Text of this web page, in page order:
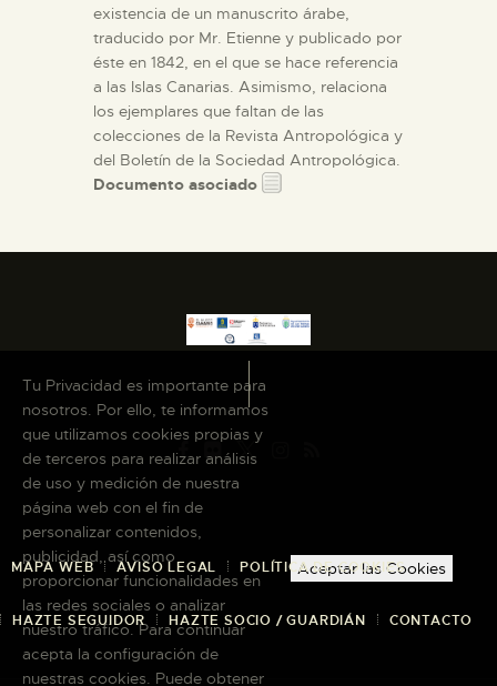
existencia de un manuscrito árabe,
traducido por Mr. Etienne y publicado por
éste en 1842, en el que se hace referencia
a las Islas Canarias. Asimismo, relaciona
los ejemplares que faltan de las
colecciones de la Revista Antropológica y
del Boletín de la Sociedad Antropológica.
Documento asociado
MAPA WEB AVISO LEGAL POLÍTICA DE COOKIES
HAZTE SEGUIDOR HAZTE SOCIO / GUARDIÁN CONTACTO
Tu Privacidad es importante para
nosotros. Por ello, te informamos
que utilizamos cookies propias y
de terceros para realizar análisis
de uso y medición de nuestra
página web con el fin de
personalizar contenidos,
publicidad, así como
proporcionar funcionalidades en
las redes sociales o analizar
nuestro tráfico. Para continuar
acepta la configuración de
nuestras cookies. Puede obtener
Aceptar las Cookies